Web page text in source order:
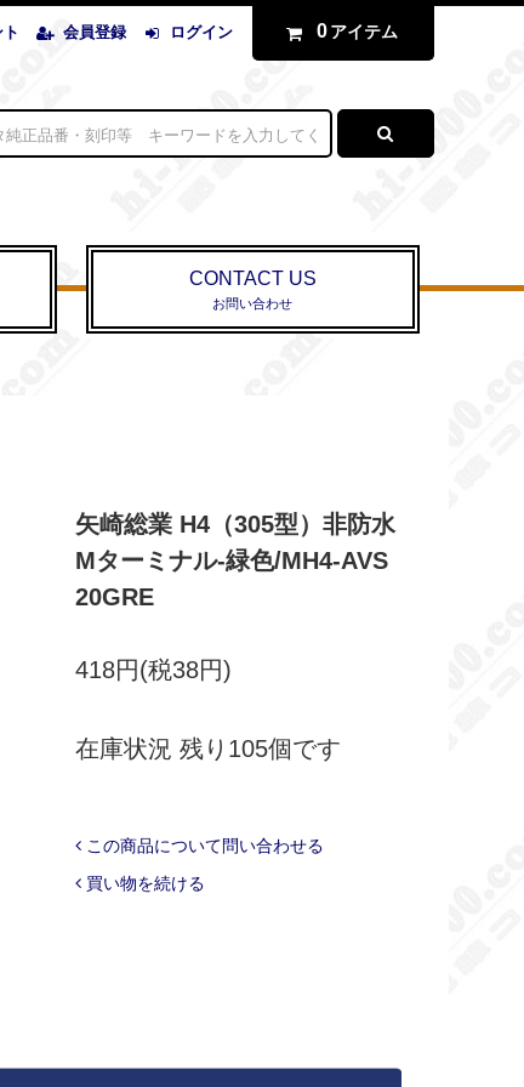
会員登録 ログイン 0 アイテム
CONTACT US
お問い合わせ
矢崎総業 H4（305型）非防水
Mターミナル-緑色/MH4-AVS
20GRE
418円(税38円)
在庫状況 残り105個です
この商品について問い合わせる
買い物を続ける